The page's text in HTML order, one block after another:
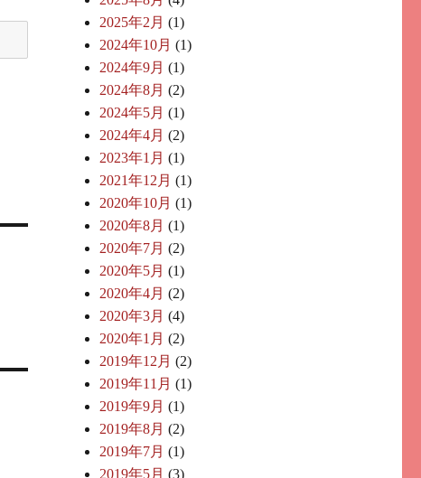
2025年2月 (1)
2024年10月 (1)
2024年9月 (1)
2024年8月 (2)
2024年5月 (1)
2024年4月 (2)
2023年1月 (1)
2021年12月 (1)
2020年10月 (1)
2020年8月 (1)
2020年7月 (2)
2020年5月 (1)
2020年4月 (2)
2020年3月 (4)
2020年1月 (2)
2019年12月 (2)
2019年11月 (1)
2019年9月 (1)
2019年8月 (2)
2019年7月 (1)
2019年5月 (3)